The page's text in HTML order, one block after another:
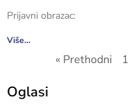
Prijavni obrazac:
Više...
« Prethodni 1
Oglasi